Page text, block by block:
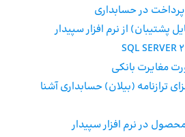
در حسابداری
پشتیبان) از نرم افزار سپیدار
مغایرت بانکی
ترازنامه (بیلان) حسابداری آشنا
در نرم افزار سپیدار